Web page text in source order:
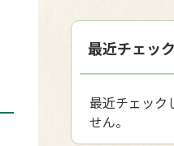
最近チェッ
最近チェック
せん。